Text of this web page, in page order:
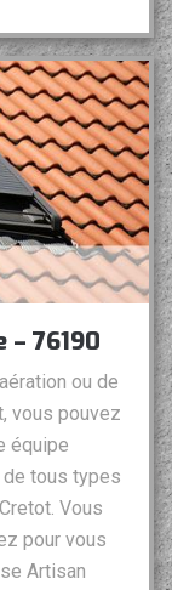
76190
ou de
vous pouvez
équipe
de tous types
Vous
pour vous
Artisan